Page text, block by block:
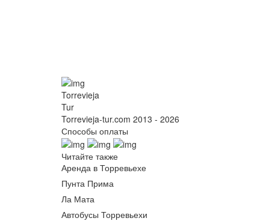
Torrevieja
Tur
Torrevieja-tur.com 2013 - 2026
Способы оплаты
Читайте также
Аренда в Торревьехе
Пунта Прима
Ла Мата
Автобусы Торревьехи